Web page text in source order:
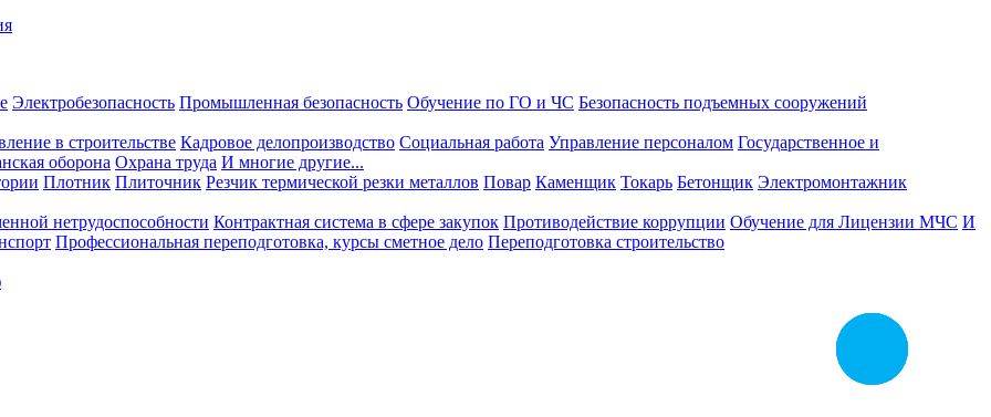
Электробезопасность Промышленная безопасность Обучение по ГО и ЧС Безопасность подъемных сооружений
в строительстве Кадровое делопроизводство Социальная работа Управление персоналом Государственное и
оборона Охрана труда И многие другие...
Плотник Плиточник Резчик термической резки металлов Повар Каменщик Токарь Бетонщик Электромонтажник
нетрудоспособности Контрактная система в сфере закупок Противодействие коррупции Обучение для Лицензии МЧС И
Профессиональная переподготовка, курсы сметное дело Переподготовка строительство
Заказать